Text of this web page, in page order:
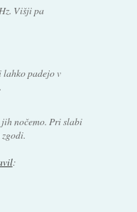
Višji pa
padejo v
nočemo. Pri slabi
: